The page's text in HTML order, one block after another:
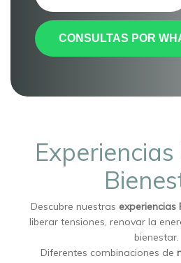
CONSULTAS POR
Descubre nuestras experiencias
liberar tensiones, renovar la
bienestar.
Diferentes combinaciones de